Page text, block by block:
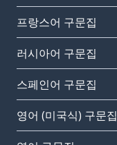
프랑스어 구문집
러시아어 구문집
스페인어 구문집
영어 (미국식) 구문집